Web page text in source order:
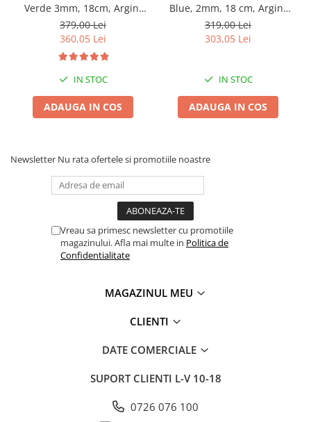
Verde 3mm, 18cm, Argint
925
379,00 Lei
360,05 Lei
IN STOC
ADAUGA IN COS
Blue, 2mm, 18 cm, Argint
925
319,00 Lei
303,05 Lei
IN STOC
ADAUGA IN COS
Newsletter Nu rata ofertele si promotiile noastre
Vreau sa primesc newsletter cu promotiile
magazinului. Afla mai multe in Politica de
Confidentialitate
MAGAZINUL MEU
CLIENTI
DATE COMERCIALE
SUPORT CLIENTI L-V 10-18
0726 076 100